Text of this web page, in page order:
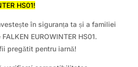
HS01!
în siguranța ta și a familiei
EUROWINTER HS01.
pregătit pentru iarnă!